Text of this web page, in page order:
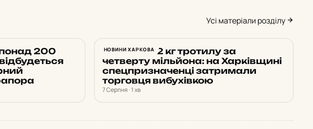
Усі матеріали розділу
понад 200
НОВИНИ ХАРКОВА
Продав 172 кг тротилу за
четверту мільйона: на Харківщині
спецпризначенці затримали
торговця вибухівкою
7 Серпня · 1 хв